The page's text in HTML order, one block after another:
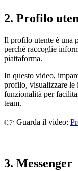
2. Profilo
Il profilo utente è una
perché raccoglie
piattaforma.
In questo video,
profilo, visualizzare le
funzionalità per
team.
👉 Guarda il video:
3. Messenger